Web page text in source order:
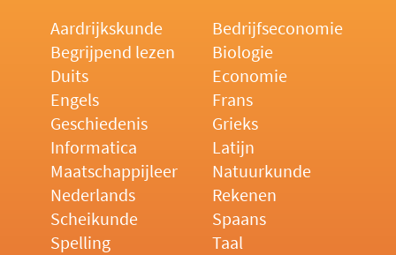
Aardrijkskunde
Bedrijfseconomie
Begrijpend lezen
Biologie
Duits
Economie
Engels
Frans
Geschiedenis
Grieks
Informatica
Latijn
Maatschappijleer
Natuurkunde
Nederlands
Rekenen
Scheikunde
Spaans
Spelling
Taal